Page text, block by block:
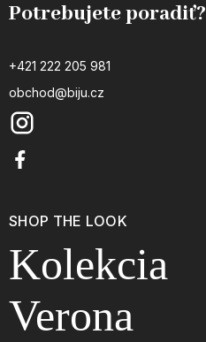
Potrebujete poradiť?
+421 222 205 981
obchod@biju.cz
SHOP THE LOOK
Kolekcia
Verona